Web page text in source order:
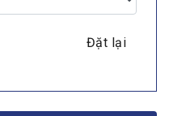
Đặt lại